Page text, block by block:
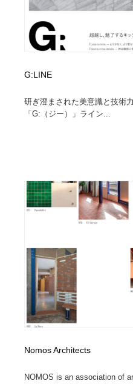
G:LINE
研ぎ澄まされた美意識と技術
「G:（ジー）」ライン...
Nomos Architects
NOMOS is an association of